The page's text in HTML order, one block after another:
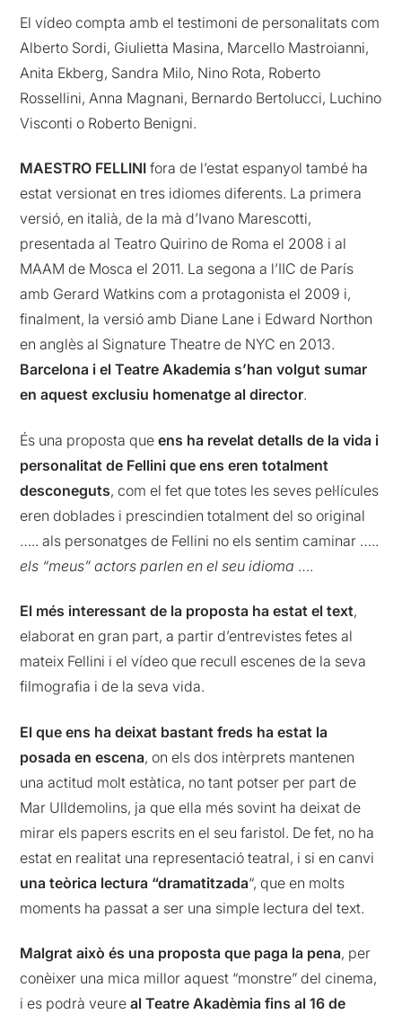
El vídeo compta amb el testimoni de personalitats com
Alberto Sordi, Giulietta Masina, Marcello Mastroianni,
Anita Ekberg, Sandra Milo, Nino Rota, Roberto
Rossellini, Anna Magnani, Bernardo Bertolucci, Luchino
Visconti o Roberto Benigni.
MAESTRO FELLINI fora de l’estat espanyol també ha
estat versionat en tres idiomes diferents. La primera
versió, en italià, de la mà d’Ivano Marescotti,
presentada al Teatro Quirino de Roma el 2008 i al
MAAM de Mosca el 2011. La segona a l’IIC de París
amb Gerard Watkins com a protagonista el 2009 i,
finalment, la versió amb Diane Lane i Edward Northon
en anglès al Signature Theatre de NYC en 2013.
Barcelona i el Teatre Akademia s’han volgut sumar
en aquest exclusiu homenatge al director.
És una proposta queens ha revelat detalls de la vida i
personalitat de Fellini que ens eren totalment
desconeguts, com el fet que totes les seves pel·lícules
eren doblades i prescindien totalment del so original
….. als personatges de Fellini no els sentim caminar …..
els “meus” actors parlen en el seu idioma ….
El més interessant de la proposta ha estat el text,
elaborat en gran part, a partir d’entrevistes fetes al
mateix Fellini i el vídeo que recull escenes de la seva
filmografia i de la seva vida.
El que ens ha deixat bastant freds ha estat la
posada en escena, on els dos intèrprets mantenen
una actitud molt estàtica, no tant potser per part de
Mar Ulldemolins, ja que ella més sovint ha deixat de
mirar els papers escrits en el seu faristol. De fet, no ha
estat en realitat una representació teatral, i si en canvi
una teòrica lectura “dramatitzada“, que en molts
moments ha passat a ser una simple lectura del text.
Malgrat això és una proposta que paga la pena, per
conèixer una mica millor aquest “monstre” del cinema,
i es podrà veure al Teatre Akadèmia fins al 16 de